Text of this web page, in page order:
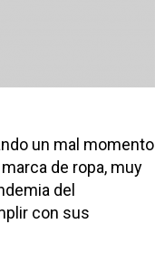
un mal momento
de ropa, muy
del
con sus